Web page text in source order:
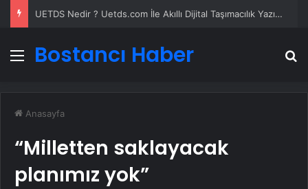
UETDS Nedir ? Uetds.com İle Akıllı Dijital Taşımacılık Yazılımı
Menü
Bostancı Haber
Anasayfa
“Milletten saklayacak
planımız yok”